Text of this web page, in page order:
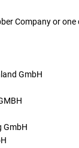
Company or one
GmbH
GmbH